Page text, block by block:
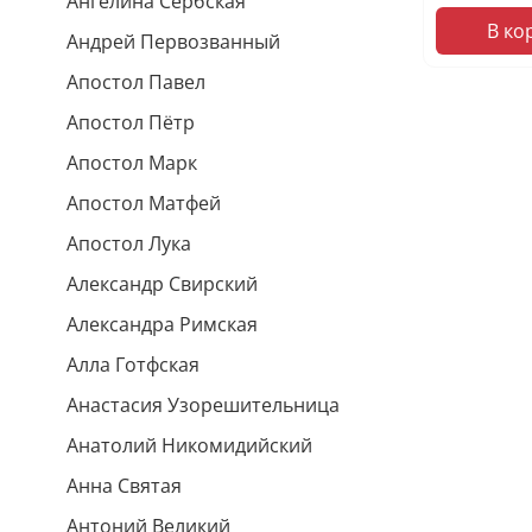
В
Андрей Первозванный
Апостол Павел
Апостол Пётр
Апостол Марк
Апостол Матфей
Апостол Лука
Александр Свирский
Александра Римская
Алла Готфская
Анастасия Узорешительница
Анатолий Никомидийский
Анна Святая
Антоний Великий